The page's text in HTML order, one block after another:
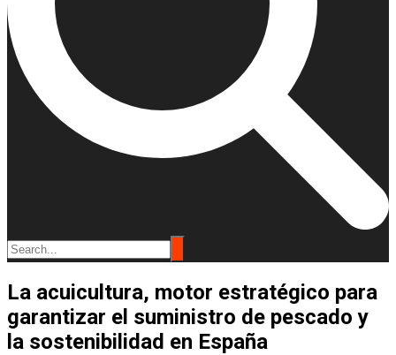
La acuicultura, motor estratégico para
garantizar el suministro de pescado y
la sostenibilidad en España